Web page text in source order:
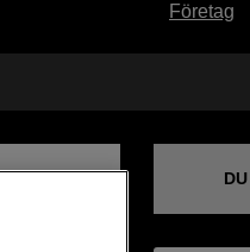
Företag